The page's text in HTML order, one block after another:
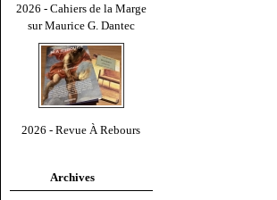
2026 - Cahiers de la Marge
sur Maurice G. Dantec
2026 - Revue À Rebours
Archives